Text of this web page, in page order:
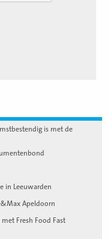
is met de
in Leeuwarden
Apeldoorn
Fresh Food Fast